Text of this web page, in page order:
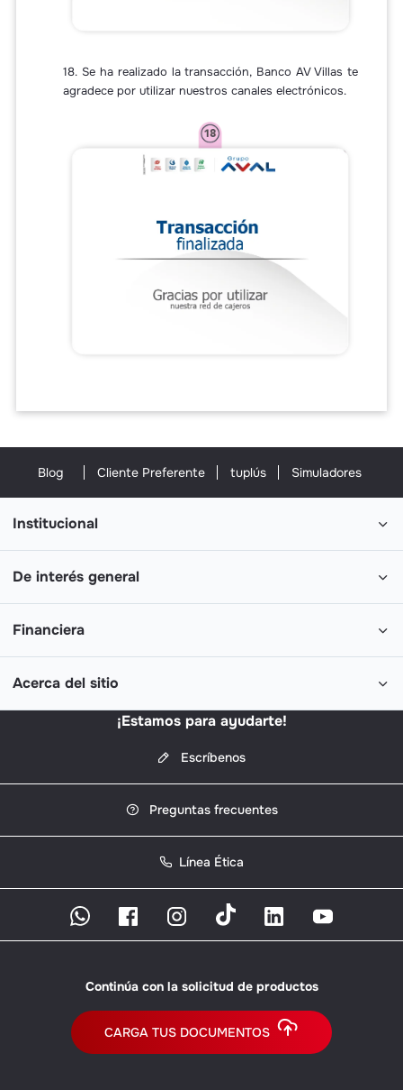
18. Se ha realizado la transacción, Banco AV Villas te
agradece por utilizar nuestros canales electrónicos.
Blog Cliente Preferente tuplús Simuladores
Institucional
De interés general
Financiera
Acerca del sitio
¡Estamos para ayudarte!
Escríbenos
Preguntas frecuentes
Línea Ética
Continúa con la solicitud de productos
CARGA TUS DOCUMENTOS